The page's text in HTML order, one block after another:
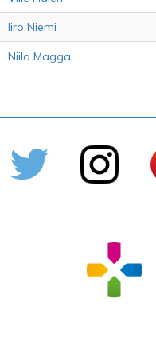
Iiro Niemi
Niila Magga